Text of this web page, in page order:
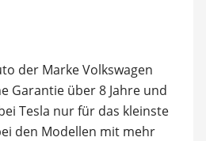
der Marke Volkswagen
Garantie über 8 Jahre und
Tesla nur für das kleinste
den Modellen mit mehr